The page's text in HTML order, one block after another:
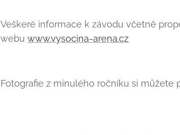
Veškeré informace k závodu včetně
webu www.vysocina-arena.cz
Fotografie z minulého ročníku si můžete